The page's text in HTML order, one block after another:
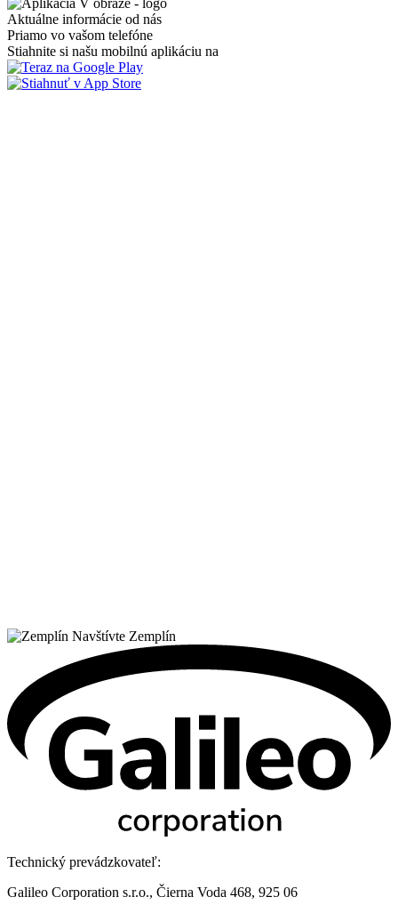
Aktuálne informácie od nás
Priamo vo vašom telefóne
Stiahnite si našu mobilnú aplikáciu na
Navštívte Zemplín
Technický prevádzkovateľ:
Galileo Corporation s.r.o., Čierna Voda 468, 925 06